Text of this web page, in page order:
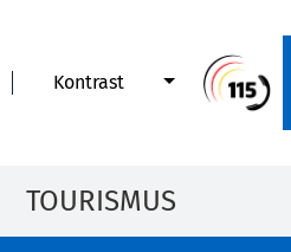
Kontrast
TOURISMUS